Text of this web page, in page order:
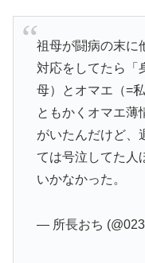
祖母が闘病の末に
対応をしてたら「
母）とオマエ（=
ともかくオマエ薄
がいたんだけど、
ては号泣してた人
いかなかった。
— 所長おち